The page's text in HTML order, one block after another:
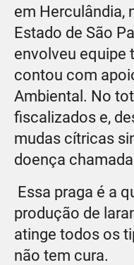
em Herculândia,
Estado de São
envolveu equipe
contou com
Ambiental. No
fiscalizados e,
mudas cítricas
doença
Essa praga é a
produção de
atinge todos os
não tem cura.